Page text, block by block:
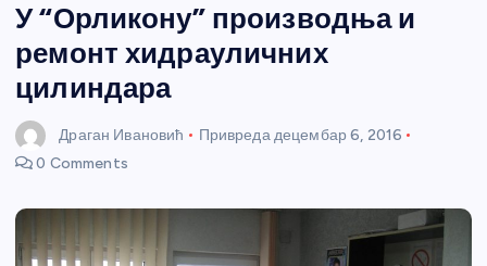
и портал
У “Орликону” производња и
ремонт хидрауличних
цилиндара
Драган Ивановић Привредадецембар 6, 2016
0 Comments